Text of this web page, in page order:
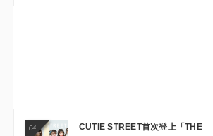
04
CUTIE STREET首次登上「THE